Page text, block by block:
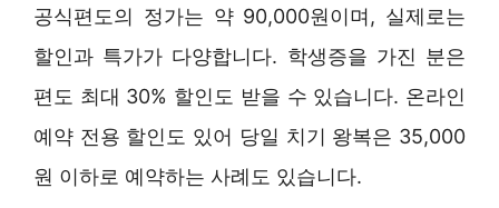
공식편도의 정가는 약 90,000원이며, 실제로는
할인과 특가가 다양합니다. 학생증을 가진 분은
편도 최대 30% 할인도 받을 수 있습니다. 온라인
예약 전용 할인도 있어 당일 치기 왕복은 35,000
원 이하로 예약하는 사례도 있습니다.